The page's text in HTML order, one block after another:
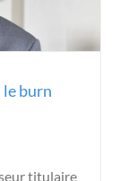
burn
titulaire